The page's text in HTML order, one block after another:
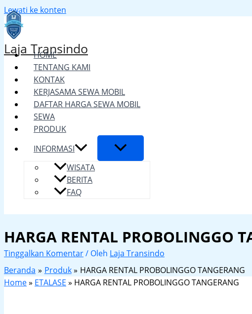
Lewati ke konten
Laja Transindo
HOME
TENTANG KAMI
KONTAK
KERJASAMA SEWA MOBIL
DAFTAR HARGA SEWA MOBIL
SEWA
PRODUK
INFORMASI
WISATA
BERITA
FAQ
HARGA RENTAL PROBOLINGGO
Tinggalkan Komentar/ Oleh Laja Transindo
Beranda
Produk
HARGA RENTAL PROBOLINGGO TANGERANG
Home» ETALASE » HARGA RENTAL PROBOLINGGO TANGERANG